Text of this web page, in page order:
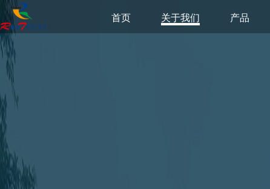
首页 关于我们 产品